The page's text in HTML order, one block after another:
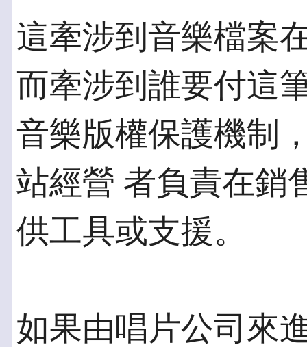
這牽涉到音樂檔案
而牽涉到誰要付這
音樂版權保護機制
站經營 者負責在銷
供工具或支援。
如果由唱片公司來